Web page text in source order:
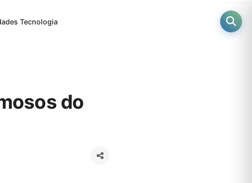
Tecnologia
do